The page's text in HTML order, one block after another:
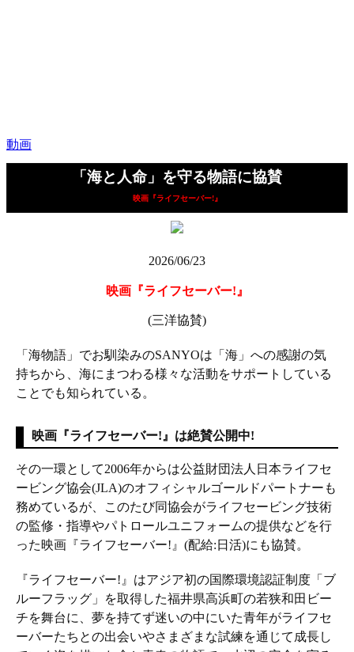
動画
「海と人命」を守る物語に協賛
映画『ライフセーバー!』
2026/06/23
映画『ライフセーバー!』
(三洋協賛)
「海物語」でお馴染みのSANYOは「海」への感謝の気
持ちから、海にまつわる様々な活動をサポートしている
ことでも知られている。
映画『ライフセーバー!』は絶賛公開中!
その一環として2006年からは公益財団法人日本ライフセ
ービング協会(JLA)のオフィシャルゴールドパートナーも
務めているが、このたび同協会がライフセービング技術
の監修・指導やパトロールユニフォームの提供などを行
った映画『ライフセーバー!』(配給:日活)にも協賛。
『ライフセーバー!』はアジア初の国際環境認証制度「ブ
ルーフラッグ」を取得した福井県高浜町の若狭和田ビー
チを舞台に、夢を持てず迷いの中にいた青年がライフセ
ーバーたちとの出会いやさまざまな試練を通じて成長し